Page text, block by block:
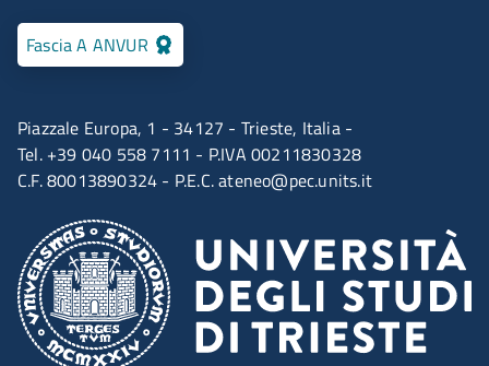
Piazzale Europa, 1 - 34127 - Trieste, Italia -
Tel. +39 040 558 7111 - P.IVA 00211830328
C.F. 80013890324 - P.E.C.ateneo@pec.units.it
Fascia A ANVUR